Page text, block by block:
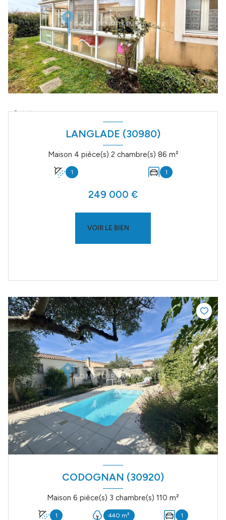
LANGLADE (30980)
Maison 4 pièce(s) 2 chambre(s) 86 m²
1 1
249 000 €
VOIR LE BIEN
CODOGNAN (30920)
Maison 6 pièce(s) 3 chambre(s) 110 m²
1 440 m² 1